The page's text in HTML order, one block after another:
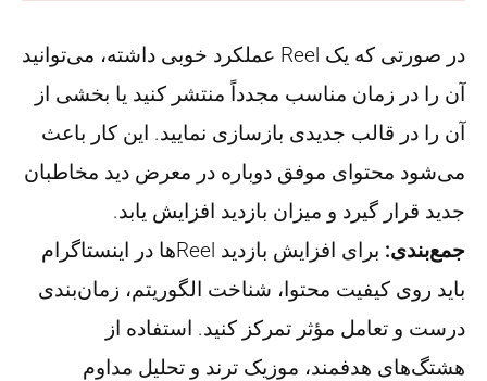
در صورتی که یک Reel عملکرد خوبی داشته، می‌توانید
آن را در زمان مناسب مجدداً منتشر کنید یا بخشی از
آن را در قالب جدیدی بازسازی نمایید. این کار باعث
می‌شود محتوای موفق دوباره در معرض دید مخاطبان
جدید قرار گیرد و میزان بازدید افزایش یابد.
جمع‌بندی:
برای افزایش بازدید Reelها در اینستاگرام
باید روی کیفیت محتوا، شناخت الگوریتم، زمان‌بندی
درست و تعامل مؤثر تمرکز کنید. استفاده از
هشتگ‌های هدفمند، موزیک ترند و تحلیل مداوم